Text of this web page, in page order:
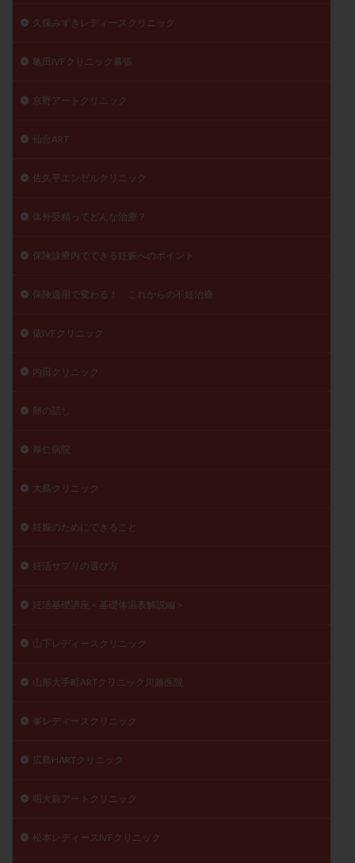
久保みずきレディースクリニック
亀田IVFクリニック幕張
京野アートクリニック
仙台ART
佐久平エンゼルクリニック
体外受精ってどんな治療？
保険診療内でできる妊娠へのポイント
保険適用で変わる！ これからの不妊治療
俵IVFクリニック
内田クリニック
卵の話し
厚仁病院
大島クリニック
妊娠のためにできること
妊活サプリの選び方
妊活基礎講座＜基礎体温表解説編＞
山下レディースクリニック
山形大手町ARTクリニック川越医院
峯レディースクリニック
広島HARTクリニック
明大前アートクリニック
松本レディースIVFクリニック